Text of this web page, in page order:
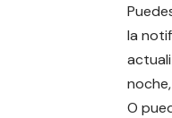
la
O